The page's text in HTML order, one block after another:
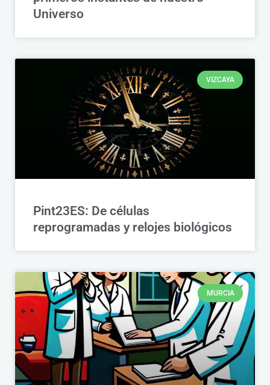
Universo
VIZCAYA
Pint23ES: De células
reprogramadas y relojes biológicos
MURCIA